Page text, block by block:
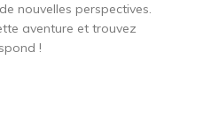
nouvelles perspectives.
aventure et trouvez
!